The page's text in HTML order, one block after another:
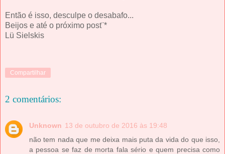
Então é isso, desculpe o desabafo...
Beijos e até o próximo post¨*
Lü Sielskis
Compartilhar
2 comentários:
Unknown 13 de outubro de 2016 às 19:48
não tem nada que me deixa mais puta da vida do que isso,
a pessoa se faz de morta fala sério e quem precisa como